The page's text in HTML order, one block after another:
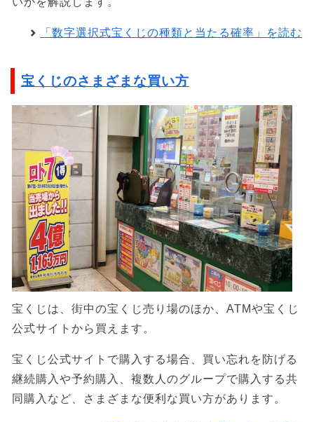
「数字選択式宝くじの種類と当たる確率」を読む
宝くじのさまざまな買い方
宝くじは、街中の宝くじ売り場のほか、ATMや宝くじ
公式サイトから買えます。
宝くじ公式サイトで購入する場合、買い忘れを防げる
継続購入や予約購入、複数人のグループで購入する共
同購入など、さまざまな便利な買い方があります。